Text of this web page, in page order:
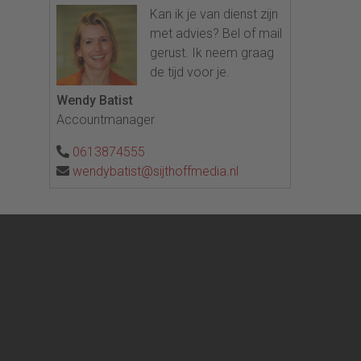
Kan ik je van dienst zijn
met advies? Bel of mail
gerust. Ik neem graag
de tijd voor je.
Wendy Batist
Accountmanager
0613874555
wendybatist@sijthoffmedia.nl